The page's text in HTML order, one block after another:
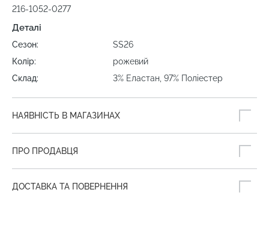
216-1052-0277
Деталі
Сезон:
SS26
Колір:
рожевий
Склад:
3% Еластан, 97% Поліестер
НАЯВНІСТЬ В МАГАЗИНАХ
ПРО ПРОДАВЦЯ
ДОСТАВКА ТА ПОВЕРНЕННЯ